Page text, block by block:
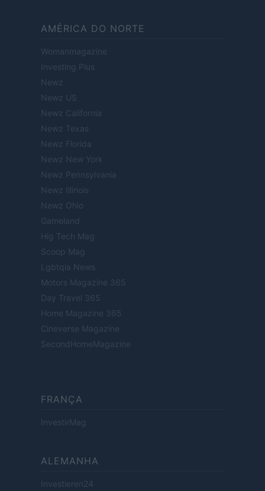
AMÉRICA DO NORTE
Womanmagazine
Investing Plus
Newz
Newz US
Newz California
Newz Texas
Newz Florida
Newz New York
Newz Pennsylvania
Newz Illinois
Newz Ohio
Gameland
Hig Tech Mag
Scoop Mag
Lgbtqia News
Motors Magazine 365
Day Travel 365
Home Magazine 365
Cineverse Magazine
SecondHomeMagazine
FRANÇA
InvestirMag
ALEMANHA
Investieren24